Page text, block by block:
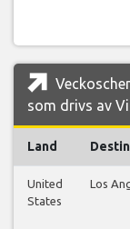
som drivs av
Land
United
States
Los